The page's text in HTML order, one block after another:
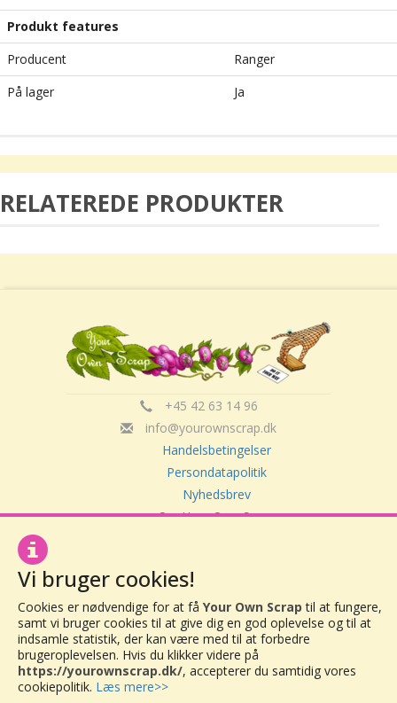
Produkt features
Producent
Ranger
På lager
Ja
RELATEREDE PRODUKTER
+45 42 63 14 96
info@yourownscrap.dk
Handelsbetingelser
Persondatapolitik
Nyhedsbrev
Om Your Own Scrap
Your Own Scrap
CVR: 30416082
Vor Frue Hovedgade 20
4000 Roskilde
Vi bruger cookies!
Cookies er nødvendige for at få Your Own Scrap til at fungere,
samt vi bruger cookies til at give dig en god oplevelse og til at
indsamle statistik, der kan være med til at forbedre
brugeroplevelsen. Hvis du klikker videre på
https://yourownscrap.dk/, accepterer du samtidig vores
cookiepolitik. Læs mere>>